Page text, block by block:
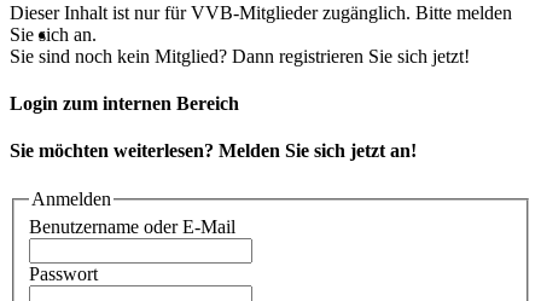
Dieser Inhalt ist nur für VVB-Mitglieder zugänglich. Bitte melden
Sie sich an.
Sie sind noch kein Mitglied? Dann registrieren Sie sich jetzt!
Login zum internen Bereich
Sie möchten weiterlesen? Melden Sie sich jetzt an!
Anmelden
Benutzername oder E-Mail
Passwort